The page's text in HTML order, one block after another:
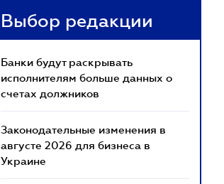
Выбор редакции
Банки будут раскрывать
исполнителям больше данных о
счетах должников
Законодательные изменения в
августе 2026 для бизнеса в
Украине